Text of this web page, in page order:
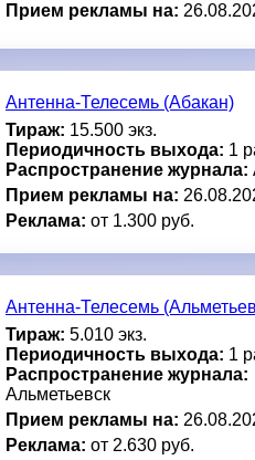
Прием рекламы на:
Антенна-Телесемь (Абакан)
Тираж: 15.500 экз.
Периодичность выхода: 1
Распространение журнала:
Прием рекламы на:
Реклама: от 1.300 руб.
Антенна-Телесемь
Тираж: 5.010 экз.
Периодичность выхода: 1
Распространение журнала:
Альметьевск
Прием рекламы на:
Реклама: от 2.630 руб.